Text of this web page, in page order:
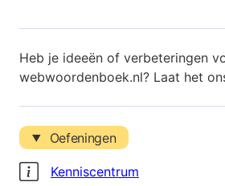
Heb je ideeën of verbeteringen
webwoordenboek.nl? Laat het
Oefeningen
Kenniscentrum